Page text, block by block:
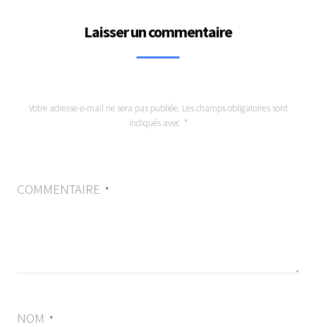
Laisser un commentaire
Votre adresse e-mail ne sera pas publiée. Les champs obligatoires sont
indiqués avec *
COMMENTAIRE *
NOM *